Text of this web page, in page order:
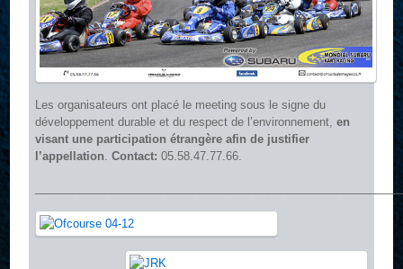
Les organisateurs ont placé le meeting sous le signe du
développement durable et du respect de l’environnement,en
visant une participation étrangère afin de justifier
l’appellation. Contact: 05.58.47.77.66.